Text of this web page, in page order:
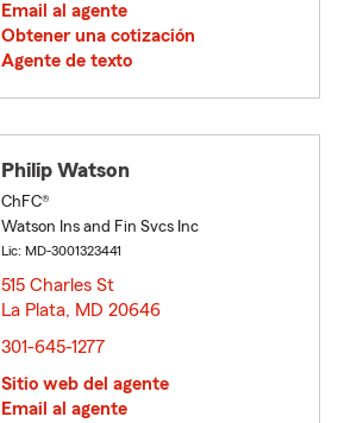
Email al agente
Obtener una cotización
Agente de texto
Philip Watson
ChFC®
Watson Ins and Fin Svcs Inc
Lic: MD-3001323441
515 Charles St
La Plata, MD 20646
301-645-1277
Sitio web del agente
Email al agente